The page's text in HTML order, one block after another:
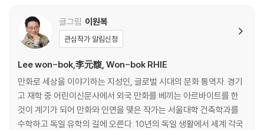
글그림 이원복
관심작가 알림신청
Lee won-bok,李元馥, Won-bok RHIE
만화로 세상을 이야기하는 지성인, 글로벌 시대의 문화 통역자. 경기
고 재학 중 어린이신문사에서 외국 만화를 베끼는 아르바이트를 한
것이 계기가 되어 만화와 인연을 맺은 작가는 서울대학 건축학과를
수학하고 독일 유학의 길에 오른다. 10년의 독일 생활에서 세계 각국